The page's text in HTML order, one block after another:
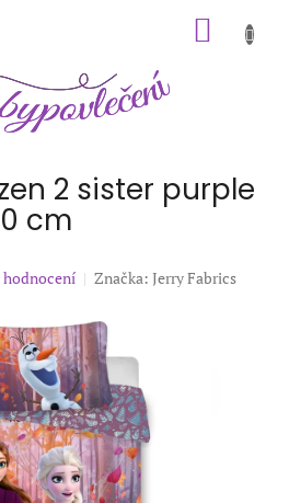
2 sister purple
cm
Značka: Jerry Fabrics